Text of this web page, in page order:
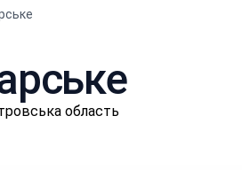
область